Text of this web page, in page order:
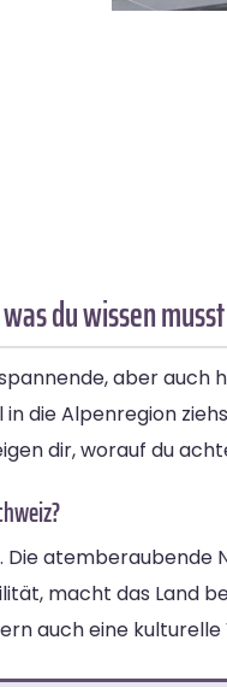
du wissen musst
aber
die Alpenregion
dir, worauf du
Die
macht das Land
auch eine